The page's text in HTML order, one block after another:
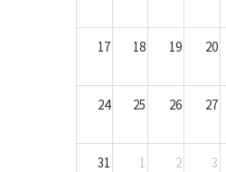
17 18 19 20
24 25 26 27
31 1 2 3